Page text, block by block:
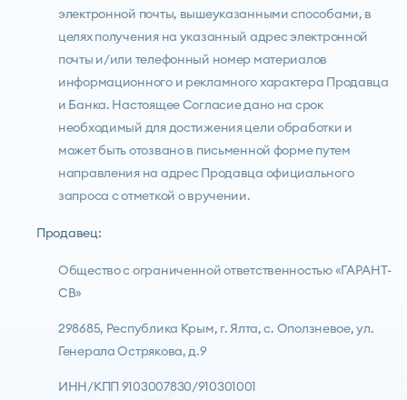
электронной почты, вышеуказанными способами, в
целях получения на указанный адрес электронной
почты и/или телефонный номер материалов
информационного и рекламного характера Продавца
и Банка. Настоящее Согласие дано на срок
необходимый для достижения цели обработки и
может быть отозвано в письменной форме путем
направления на адрес Продавца официального
запроса с отметкой о вручении.
Продавец:
Общество с ограниченной ответственностью «ГАРАНТ-
СВ»
298685, Республика Крым, г. Ялта, с. Оползневое, ул.
Генерала Острякова, д.9
ИНН/КПП 9103007830/910301001